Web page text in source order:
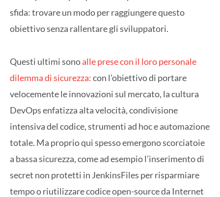
sfida: trovare un modo per raggiungere questo
obiettivo senza rallentare gli sviluppatori.
Questi ultimi sonoalle prese con il loro personale
dilemma di sicurezza:con l’obiettivo di portare
velocemente le innovazioni sul mercato, la cultura
DevOps enfatizza alta velocità, condivisione
intensiva del codice, strumenti ad hoc e automazione
totale. Ma proprio qui spesso emergono scorciatoie
a bassa sicurezza, come ad esempio l’inserimento di
secret non protetti in JenkinsFiles per risparmiare
tempo o riutilizzare codice open-source da Internet